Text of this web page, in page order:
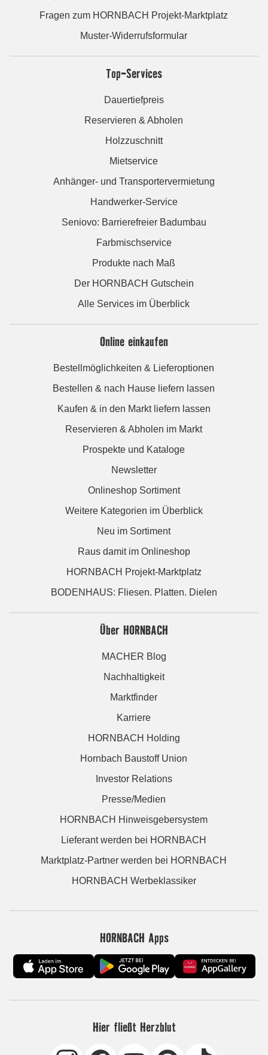
Fragen zum HORNBACH Projekt-Marktplatz
Muster-Widerrufsformular
Top-Services
Dauertiefpreis
Reservieren & Abholen
Holzzuschnitt
Mietservice
Anhänger- und Transportervermietung
Handwerker-Service
Seniovo: Barrierefreier Badumbau
Farbmischservice
Produkte nach Maß
Der HORNBACH Gutschein
Alle Services im Überblick
Online einkaufen
Bestellmöglichkeiten & Lieferoptionen
Bestellen & nach Hause liefern lassen
Kaufen & in den Markt liefern lassen
Reservieren & Abholen im Markt
Prospekte und Kataloge
Newsletter
Onlineshop Sortiment
Weitere Kategorien im Überblick
Neu im Sortiment
Raus damit im Onlineshop
HORNBACH Projekt-Marktplatz
BODENHAUS: Fliesen. Platten. Dielen
Über HORNBACH
MACHER Blog
Nachhaltigkeit
Marktfinder
Karriere
HORNBACH Holding
Hornbach Baustoff Union
Investor Relations
Presse/Medien
HORNBACH Hinweisgebersystem
Lieferant werden bei HORNBACH
Marktplatz-Partner werden bei HORNBACH
HORNBACH Werbeklassiker
HORNBACH Apps
Hier fließt Herzblut